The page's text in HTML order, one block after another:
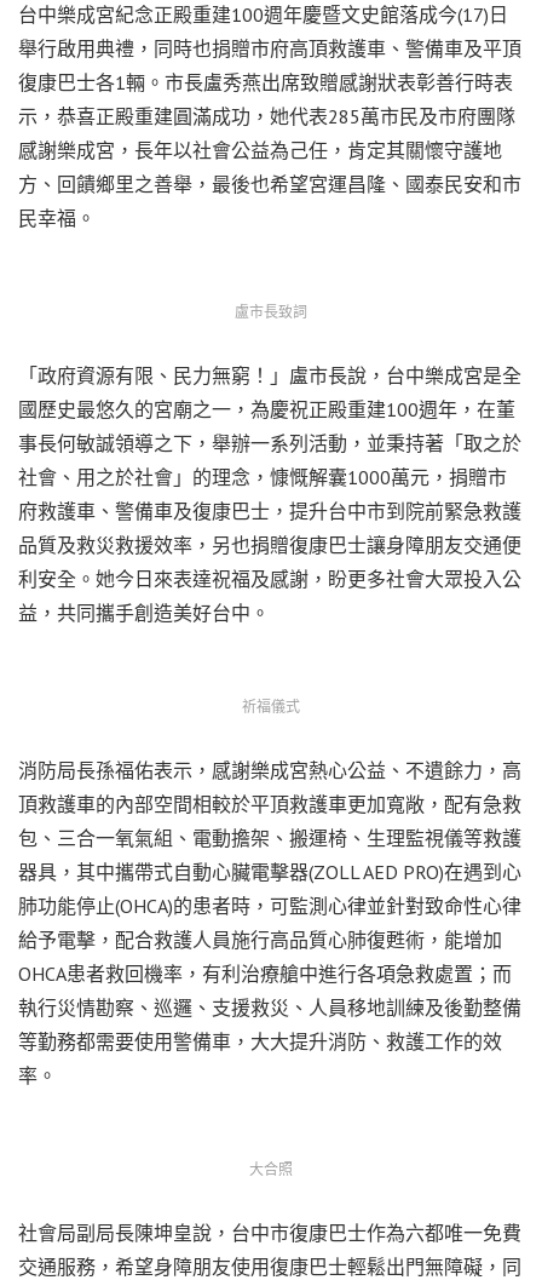
台中樂成宮紀念正殿重建100週年慶暨文史館落成今(17)日
舉行啟用典禮，同時也捐贈市府高頂救護車、警備車及平頂
復康巴士各1輛。市長盧秀燕出席致贈感謝狀表彰善行時表
示，恭喜正殿重建圓滿成功，她代表285萬市民及市府團隊
感謝樂成宮，長年以社會公益為己任，肯定其關懷守護地
方、回饋鄉里之善舉，最後也希望宮運昌隆、國泰民安和市
民幸福。
盧市長致詞
「政府資源有限、民力無窮！」盧市長說，台中樂成宮是全
國歷史最悠久的宮廟之一，為慶祝正殿重建100週年，在董
事長何敏誠領導之下，舉辦一系列活動，並秉持著「取之於
社會、用之於社會」的理念，慷慨解囊1000萬元，捐贈市
府救護車、警備車及復康巴士，提升台中市到院前緊急救護
品質及救災救援效率，另也捐贈復康巴士讓身障朋友交通便
利安全。她今日來表達祝福及感謝，盼更多社會大眾投入公
益，共同攜手創造美好台中。
祈福儀式
消防局長孫福佑表示，感謝樂成宮熱心公益、不遺餘力，高
頂救護車的內部空間相較於平頂救護車更加寬敞，配有急救
包、三合一氧氣組、電動擔架、搬運椅、生理監視儀等救護
器具，其中攜帶式自動心臟電擊器(ZOLL AED PRO)在遇到心
肺功能停止(OHCA)的患者時，可監測心律並針對致命性心律
給予電擊，配合救護人員施行高品質心肺復甦術，能增加
OHCA患者救回機率，有利治療艙中進行各項急救處置；而
執行災情勘察、巡邏、支援救災、人員移地訓練及後勤整備
等勤務都需要使用警備車，大大提升消防、救護工作的效
率。
大合照
社會局副局長陳坤皇說，台中市復康巴士作為六都唯一免費
交通服務，希望身障朋友使用復康巴士輕鬆出門無障礙，同